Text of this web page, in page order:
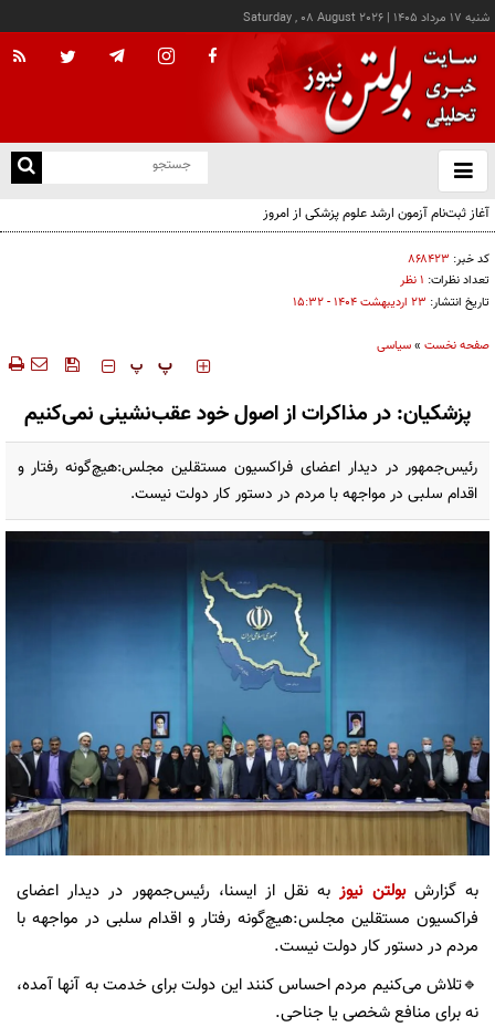
شنبه ۱۷ مرداد ۱۴۰۵ |
Saturday , 08 August 2026
باز
و
آغاز ثبت‌نام آزمون ارشد علوم پزشکی از امروز
کد خبر: ۸۶۸۴۲۳
تعداد نظرات: ۱ نظر
تاریخ انتشار: ۲۳ ارديبهشت ۱۴۰۴ - ۱۵:۳۲
صفحه نخست »سیاسی
‍‍‍ پ پ
پزشکیان: در مذاکرات از اصول خود عقب‌نشینی نمی‌کنیم
رئیس‌جمهور در دیدار اعضای فراکسیون مستقلین مجلس:هیچ‌گونه رفتار و
اقدام سلبی در مواجهه با مردم در دستور کار دولت نیست.
به گزارشبولتن نیوزبه نقل از ایسنا، ‌رئیس‌جمهور در دیدار اعضای
فراکسیون مستقلین مجلس:هیچ‌گونه رفتار و اقدام سلبی در مواجهه با
مردم در دستور کار دولت نیست.
🔹تلاش می‌کنیم مردم احساس کنند این دولت برای خدمت به آنها آمده،
نه برای منافع شخصی یا جناحی.